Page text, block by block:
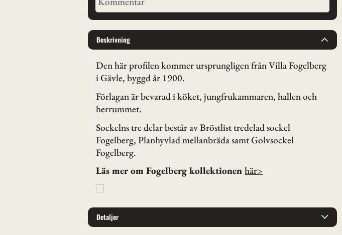
Beskrivning
Den här profilen kommer ursprungligen från Villa Fogelberg
i Gävle, byggd år 1900.
Förlagan är bevarad i köket, jungfrukammaren, hallen och
herrummet.
Sockelns tre delar består av Bröstlist tredelad sockel
Fogelberg, Planhyvlad mellanbräda samt Golvsockel
Fogelberg.
Läs mer om Fogelberg kollektionenhär>
Detaljer